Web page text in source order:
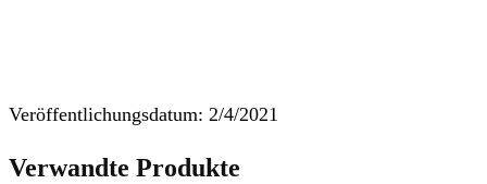
Veröffentlichungsdatum: 2/4/2021
Verwandte Produkte